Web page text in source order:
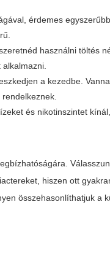
érdemes
használni töltés
a kezedbe.
és nikotinszintet
hiszen ott
összehasonlíthatjuk a